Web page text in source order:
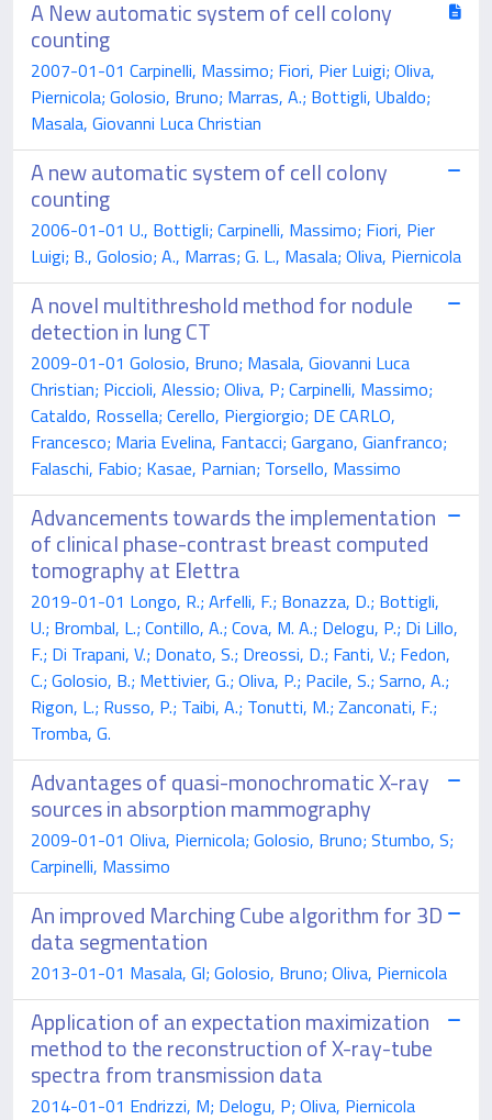
A New automatic system of cell colony
counting
2007-01-01 Carpinelli, Massimo; Fiori, Pier Luigi; Oliva,
Piernicola; Golosio, Bruno; Marras, A.; Bottigli, Ubaldo;
Masala, Giovanni Luca Christian
A new automatic system of cell colony
counting
2006-01-01 U., Bottigli; Carpinelli, Massimo; Fiori, Pier
Luigi; B., Golosio; A., Marras; G. L., Masala; Oliva, Piernicola
A novel multithreshold method for nodule
detection in lung CT
2009-01-01 Golosio, Bruno; Masala, Giovanni Luca
Christian; Piccioli, Alessio; Oliva, P; Carpinelli, Massimo;
Cataldo, Rossella; Cerello, Piergiorgio; DE CARLO,
Francesco; Maria Evelina, Fantacci; Gargano, Gianfranco;
Falaschi, Fabio; Kasae, Parnian; Torsello, Massimo
Advancements towards the implementation
of clinical phase-contrast breast computed
tomography at Elettra
2019-01-01 Longo, R.; Arfelli, F.; Bonazza, D.; Bottigli,
U.; Brombal, L.; Contillo, A.; Cova, M. A.; Delogu, P.; Di Lillo,
F.; Di Trapani, V.; Donato, S.; Dreossi, D.; Fanti, V.; Fedon,
C.; Golosio, B.; Mettivier, G.; Oliva, P.; Pacile, S.; Sarno, A.;
Rigon, L.; Russo, P.; Taibi, A.; Tonutti, M.; Zanconati, F.;
Tromba, G.
Advantages of quasi-monochromatic X-ray
sources in absorption mammography
2009-01-01 Oliva, Piernicola; Golosio, Bruno; Stumbo, S;
Carpinelli, Massimo
An improved Marching Cube algorithm for 3D
data segmentation
2013-01-01 Masala, Gl; Golosio, Bruno; Oliva, Piernicola
Application of an expectation maximization
method to the reconstruction of X-ray-tube
spectra from transmission data
2014-01-01 Endrizzi, M; Delogu, P; Oliva, Piernicola